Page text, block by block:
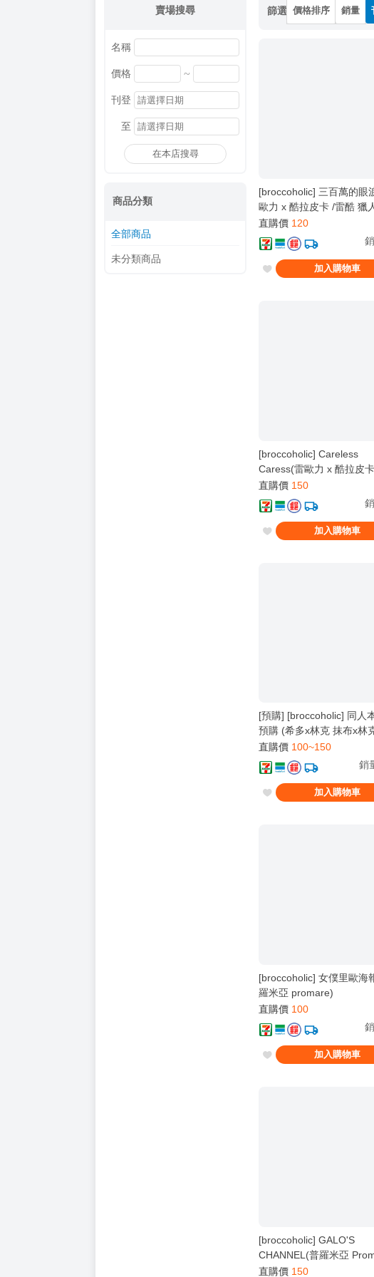
賣場搜尋
名稱
價格 ~
刊登
至
在本店搜尋
商品分類
全部商品
未分類商品
篩選 價格排序 銷量
[broccoholic] 三百萬的眼
歐力 x 酷拉皮卡 /雷酷 獵
直購價 120
加入購物車
[broccoholic] Careless
Caress(雷歐力 x 酷拉皮
酷 獵人)
直購價 150
加入購物車
[預購] [broccoholic] 同人
預購 (希多x林克 抹布x林
三冊)
直購價 100~150
銷
加入購物車
[broccoholic] 女僕里歐海
羅米亞 promare)
直購價 100
加入購物車
[broccoholic] GALO'S
CHANNEL(普羅米亞
加洛x里歐)
直購價 150